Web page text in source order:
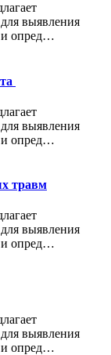
выявления
и опред…
выявления
и опред…
травм
выявления
и опред…
выявления
и опред…